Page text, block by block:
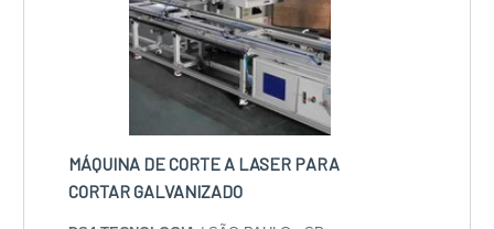
MÁQUINA DE CORTE A LASER PARA
CORTAR GALVANIZADO